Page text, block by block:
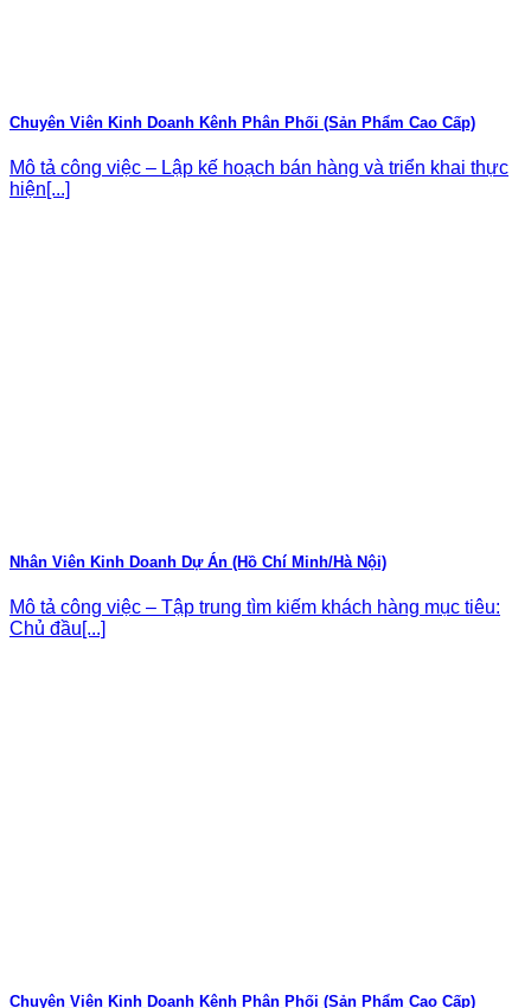
Chuyên Viên Kinh Doanh Kênh Phân Phối (Sản Phẩm Cao Cấp)
Mô tả công việc – Lập kế hoạch bán hàng và triển khai thực
hiện[...]
Nhân Viên Kinh Doanh Dự Án (Hồ Chí Minh/Hà Nội)
Mô tả công việc – Tập trung tìm kiếm khách hàng mục tiêu:
Chủ đầu[...]
Chuyên Viên Kinh Doanh Kênh Phân Phối (Sản Phẩm Cao Cấp)